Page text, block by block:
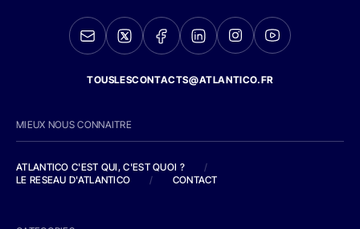
TOUSLESCONTACTS@ATLANTICO.FR
MIEUX NOUS CONNAITRE
ATLANTICO C'EST QUI, C'EST QUOI ?
/
LE RESEAU D'ATLANTICO
/ CONTACT